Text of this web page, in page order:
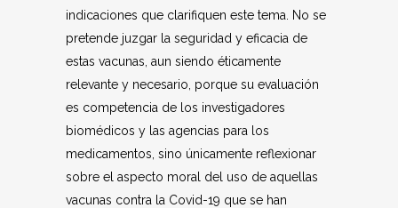
indicaciones que clarifiquen este tema. No se
pretende juzgar la seguridad y eficacia de
estas vacunas, aun siendo éticamente
relevante y necesario, porque su evaluación
es competencia de los investigadores
biomédicos y las agencias para los
medicamentos, sino únicamente reflexionar
sobre el aspecto moral del uso de aquellas
vacunas contra la Covid-19 que se han